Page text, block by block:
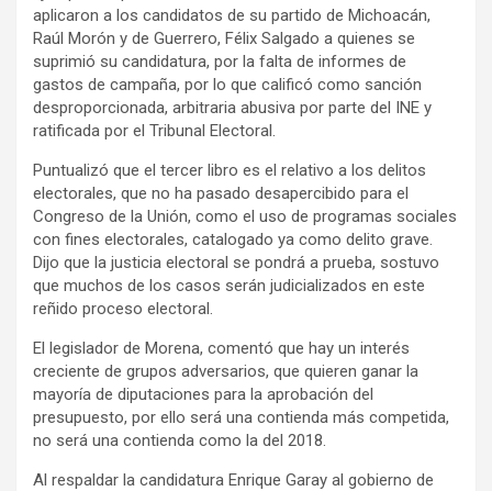
aplicaron a los candidatos de su partido de Michoacán,
Raúl Morón y de Guerrero, Félix Salgado a quienes se
suprimió su candidatura, por la falta de informes de
gastos de campaña, por lo que calificó como sanción
desproporcionada, arbitraria abusiva por parte del INE y
ratificada por el Tribunal Electoral.
Puntualizó que el tercer libro es el relativo a los delitos
electorales, que no ha pasado desapercibido para el
Congreso de la Unión, como el uso de programas sociales
con fines electorales, catalogado ya como delito grave.
Dijo que la justicia electoral se pondrá a prueba, sostuvo
que muchos de los casos serán judicializados en este
reñido proceso electoral.
El legislador de Morena, comentó que hay un interés
creciente de grupos adversarios, que quieren ganar la
mayoría de diputaciones para la aprobación del
presupuesto, por ello será una contienda más competida,
no será una contienda como la del 2018.
Al respaldar la candidatura Enrique Garay al gobierno de